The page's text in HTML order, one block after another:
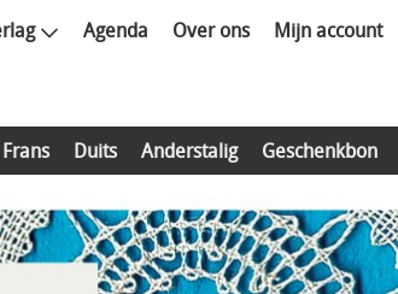
Agenda Over ons Mijn account
Frans Duits Anderstalig Geschenkbon